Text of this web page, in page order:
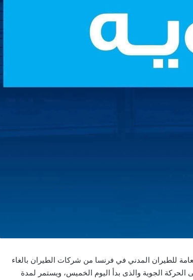
للطيران المدني في فرنسا من شركات الطيران بالغاء
الجوية والذى بدأ اليوم الخميس، ويستمر لمدة